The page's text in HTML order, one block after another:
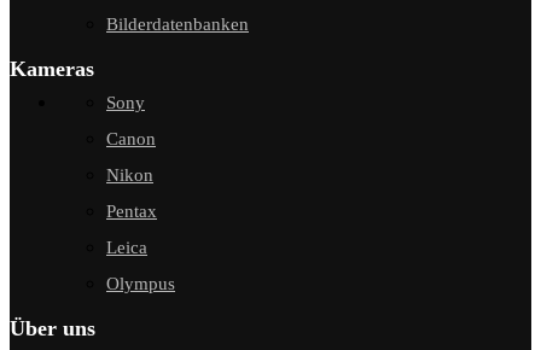
Bilderdatenbanken
Kameras
Sony
Canon
Nikon
Pentax
Leica
Olympus
Über uns